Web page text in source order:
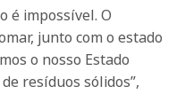
é impossível. O
junto com o estado
o nosso Estado
resíduos sólidos”,